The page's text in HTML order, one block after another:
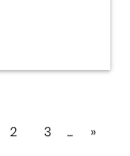
2 3 ... »